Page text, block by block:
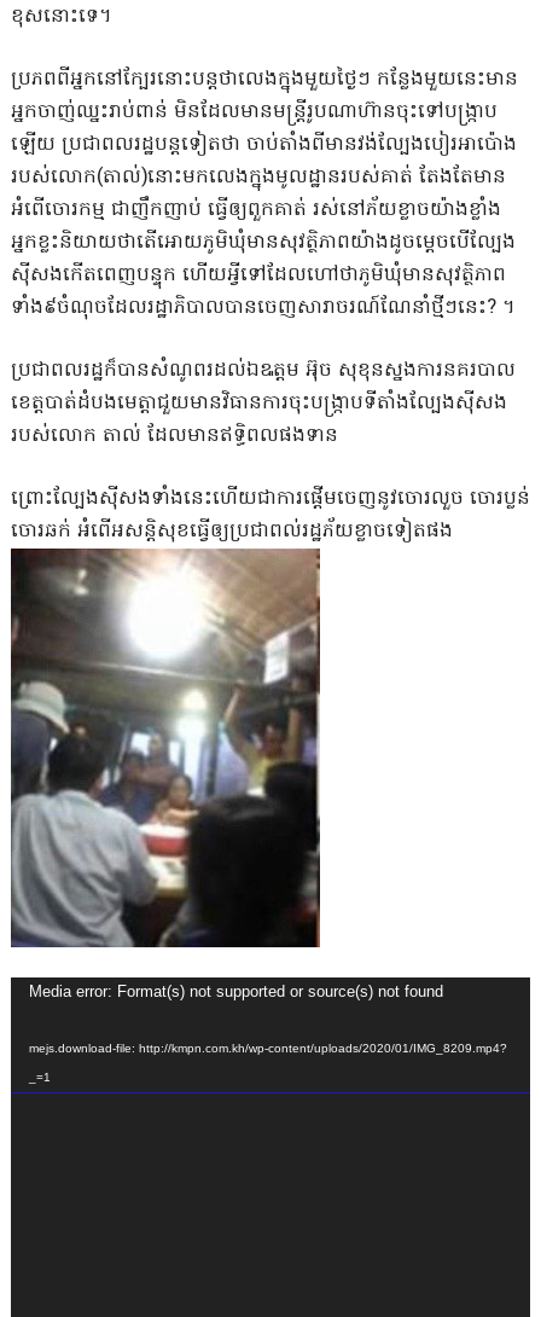
ខុសនោះទេ។
ប្រភពពីអ្នកនៅក្បែរនោះបន្តថាលេងក្នុងមួយថ្ងៃៗ កន្លែងមួយនេះមាន
អ្នកចាញ់ឈ្នះរាប់ពាន់ មិនដែលមានមន្ត្រីរូបណាហ៊ានចុះទៅបង្ក្រាប
ឡើយ ប្រជាពលរដ្ឋបន្តទៀតថា ចាប់តាំងពីមានវង់ល្បែងបៀរអាប៉ោង
របស់លោក(តាល់)នោះមកលេងក្នុងមូលដ្ឋានរបស់គាត់ តែងតែមាន
អំពើចោរកម្ម ជាញឹកញាប់ ធ្វើឲ្យពួកគាត់ រស់នៅភ័យខ្លាចយ៉ាងខ្លាំង
អ្នកខ្លះនិយាយថាតេីអោយភូមិឃុំមានសុវត្ថិភាពយ៉ាងដូចម្ដេចបេីល្បែង
ស៊ីសងកេីតពេញបន្ទុក​ ហេីយអ្វីទៅដែលហៅថាភូមិឃុំមានសុវត្ថិភាព
ទាំង៩ចំណុចដែលរដ្ឋាភិបាលបានចេញសារាចរណ៍ណែនាំថ្មីៗនេះ? ។
ប្រជាពលរដ្ឋក៏បានសំណូពរដល់ឯឩត្ដម អ៊ុច​ សុខុនស្នងការនគរបាល​
ខេត្តបាត់ដំបងមេត្តាជួយមានវិធានការចុះបង្រ្កាបទីតាំងល្បែងស៊ីសង
របស់លោក​ តាល់​ ដែលមានឥទ្ធិពលផងទាន
ព្រោះល្បែងស៊ីសងទាំងនេះហេីយជាការផ្ដេីមចេញនូវ​ចោរលួច​ ចោរប្លន់​
ចោរឆក់​ អំពេីអសន្តិសុខ​ធ្វេីឲ្យប្រជាពល់រដ្ឋភ័យខ្លាច​ទៀតផង
Video
Media error: Format(s) not supported or source(s) not found
mejs.download-file: http://kmpn.com.kh/wp-content/uploads/2020/01/IMG_8209.mp4?
_=1